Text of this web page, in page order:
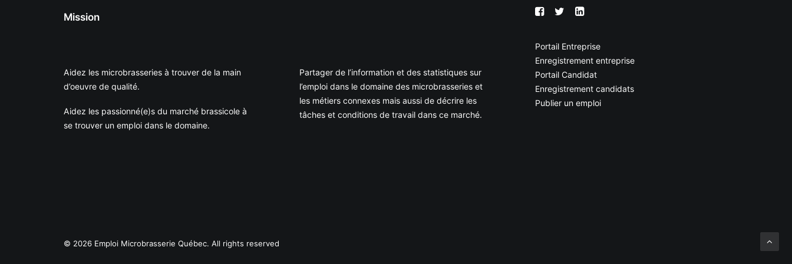
Mission
Aidez les microbrasseries à trouver de la main
d’oeuvre de qualité.
Aidez les passionné(e)s du marché brassicole à
se trouver un emploi dans le domaine.
Partager de l’information et des statistiques sur
l’emploi dans le domaine des microbrasseries et
les métiers connexes mais aussi de décrire les
tâches et conditions de travail dans ce marché.
Portail Entreprise
Enregistrement entreprise
Portail Candidat
Enregistrement candidats
Publier un emploi
© 2026 Emploi Microbrasserie Québec. All rights reserved